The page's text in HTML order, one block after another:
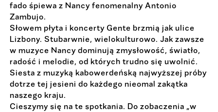
fado śpiewa z Nancy fenomenalny Antonio
Zambujo.
Słowem płyta i koncerty Gente brzmią jak ulice
Lizbony. Stubarwnie, wielokulturowo. Jak zawsze
w muzyce Nancy dominują zmysłowość, światło,
radość i melodie, od których trudno się uwolnić.
Siesta z muzyką kabowerdeńską najwyższej próby
dotrze tej jesieni do każdego nieomal zakątka
naszego kraju.
Cieszymy się na te spotkania. Do zobaczenia „w